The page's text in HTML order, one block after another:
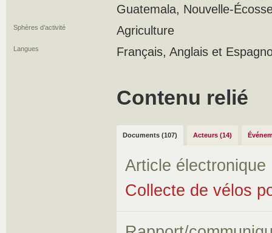
Guatemala, Nouvelle-
Sphères d’activité Agriculture
Langues Français, Anglais et
Contenu relié
Documents (107) Acteurs (14)
Article électronique
Collecte de vélos